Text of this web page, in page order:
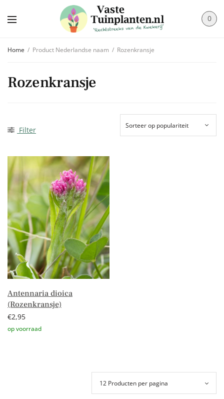
0
Home / Product Nederlandse naam / Rozenkransje
Rozenkransje
Filter
Antennaria dioica
(Rozenkransje)
€2,95